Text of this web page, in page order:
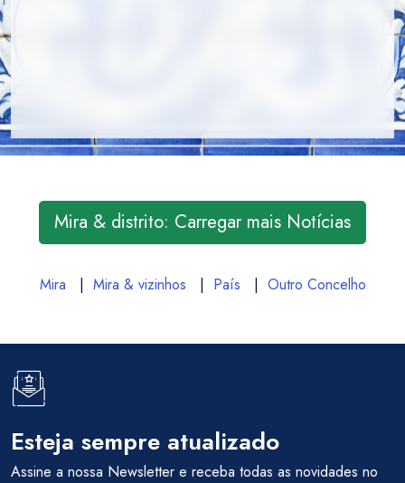
Mira & distrito: Carregar mais Notícias
Mira | Mira & vizinhos | País | Outro Concelho
Esteja sempre atualizado
Assine a nossa Newsletter e receba todas as novidades no